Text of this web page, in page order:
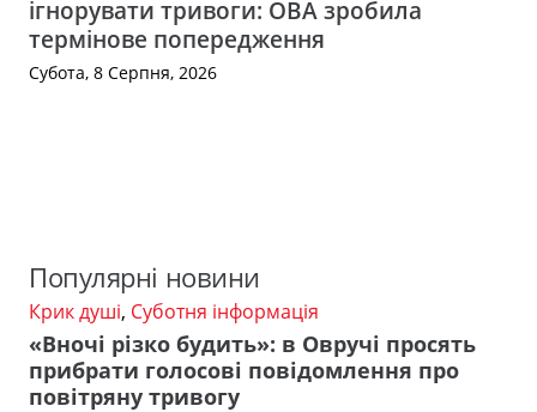
ігнорувати тривоги: ОВА зробила
термінове попередження
Субота, 8 Серпня, 2026
Популярні новини
Крик душі, Суботня інформація
«Вночі різко будить»: в Овручі просять
прибрати голосові повідомлення про
повітряну тривогу